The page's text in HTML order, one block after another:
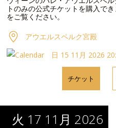
トのみの公式チケットを購入で
をご覧ください。
アウエルスペルク宮殿
日 15 11月 2026
チケット
火 17 11月 2026